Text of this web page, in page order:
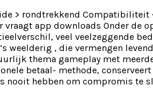
> rondtrekkend Compatibiliteit
vraagt app downloads Onder de
veel veelzeggende
weelderig , die vermengen
thema gameplay met
betaal- methode,
nooit hebben om compromis te